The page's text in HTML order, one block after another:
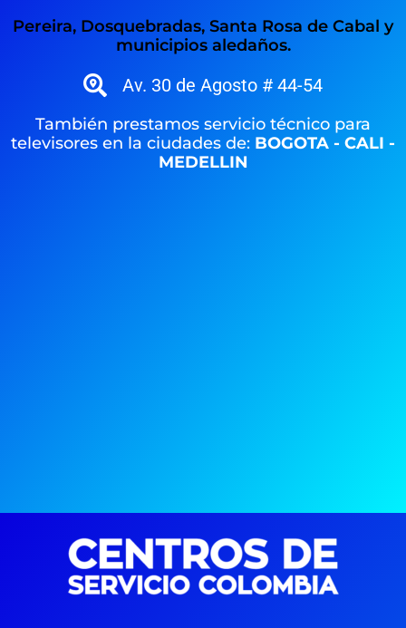
Pereira, Dosquebradas, Santa Rosa de Cabal y
municipios aledaños.
Av. 30 de Agosto # 44-54
También prestamos servicio técnico para
televisores en la ciudades de: BOGOTA - CALI -
MEDELLIN